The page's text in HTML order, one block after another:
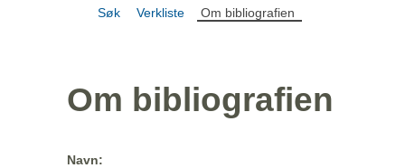
Søk Verkliste Om bibliografien
Om bibliografien
Navn: